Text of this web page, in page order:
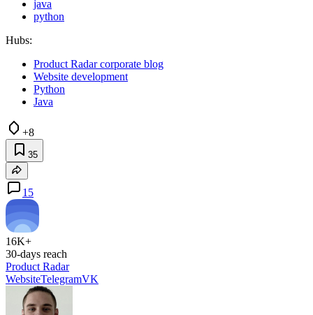
java
python
Hubs:
Product Radar corporate blog
Website development
Python
Java
+8
35
15
16K+
30-days reach
Product Radar
WebsiteTelegramVK